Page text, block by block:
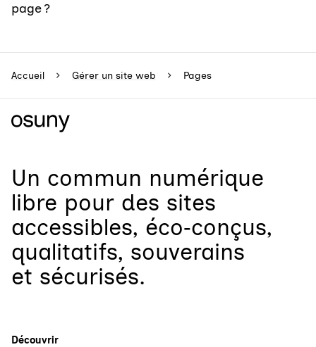
page ?
Accueil Gérer un site web Pages
Un commun numérique
libre pour des sites
accessibles, éco‑conçus,
qualitatifs, souverains
et sécurisés.
Découvrir